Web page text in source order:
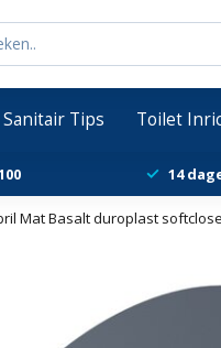
Sanitair Tips Toilet
14
Mat Basalt duroplast